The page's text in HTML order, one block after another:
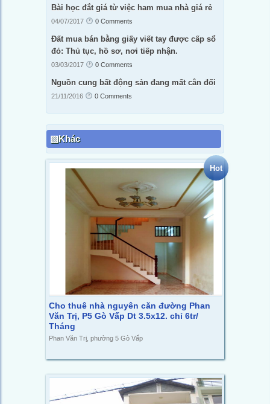
Bài học đắt giá từ việc ham mua nhà giá rẻ
04/07/2017 0 Comments
Đất mua bán bằng giấy viết tay được cấp sổ
đỏ: Thủ tục, hồ sơ, nơi tiếp nhận.
03/03/2017 0 Comments
Nguồn cung bất động sản đang mất cân đối
21/11/2016 0 Comments
Khác
Cho thuê nhà nguyên căn đường Phan
Văn Trị, P5 Gò Vấp Dt 3.5x12. chỉ 6tr/
Tháng
Phan Văn Trị, phường 5 Gò Vấp
Hot